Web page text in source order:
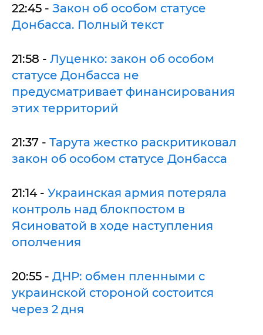
22:45 - Закон об особом статусе
Донбасса. Полный текст
21:58 - Луценко: закон об особом
статусе Донбасса не
предусматривает финансирования
этих территорий
21:37 - Тарута жестко раскритиковал
закон об особом статусе Донбасса
21:14 - Украинская армия потеряла
контроль над блокпостом в
Ясиноватой в ходе наступления
ополчения
20:55 - ДНР: обмен пленными с
украинской стороной состоится
через 2 дня